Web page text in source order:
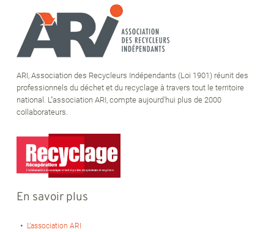
ARI, Association des Recycleurs Indépendants (Loi 1901) réunit des
professionnels du déchet et du recyclage à travers tout le territoire
national. L''association ARI, compte aujourd'hui plus de 2000
collaborateurs.
En savoir plus
L’association ARI